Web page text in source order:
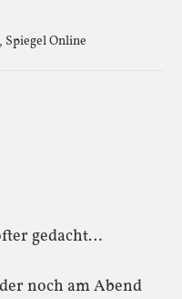
, Spiegel Online
gedacht…
noch am Abend